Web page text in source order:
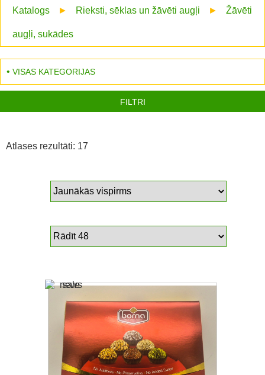
Katalogs ► Rieksti, sēklas un žāvēti augļi ► Žāvēti
augļi, sukādes
VISAS KATEGORIJAS
FILTRI
Atlases rezultāti: 17